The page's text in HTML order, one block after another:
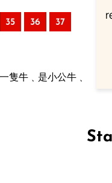
35 36 37
隻牛﹑是小公牛﹑